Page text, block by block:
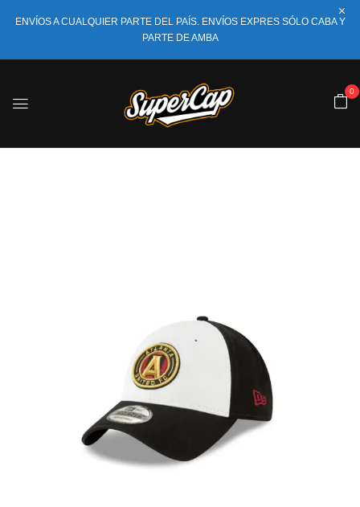
ENVÍOS A CUALQUIER PARTE DEL PAÍS. ENVÍOS EXPRES SÓLO CABA Y
PARTE DE AMBA
0